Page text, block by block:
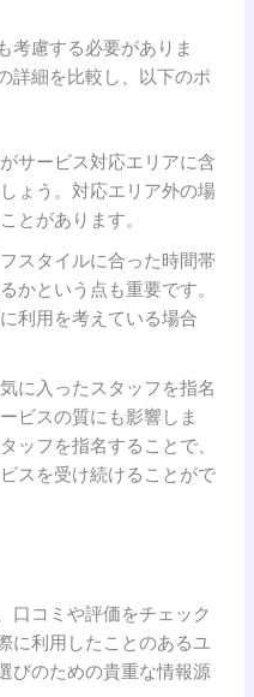
考慮する必要がありま
詳細を比較し、以下のポ
がサービス対応エリアに含
ょう。対応エリア外の場
とがあります。
スタイルに合った時間帯
かという点も重要です。
利用を考えている場合
気に入ったスタッフを指名
ビスの質にも影響しま
ッフを指名することで、
スを受け続けることがで
口コミや評価をチェック
に利用したことのあるユ
びのための貴重な情報源